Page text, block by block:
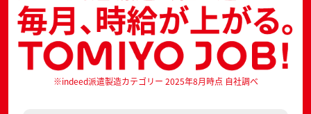
※indeed派遣製造カテゴリー 2025年8月時点 自社調べ